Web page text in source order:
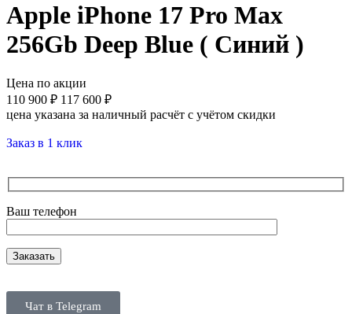
Apple iPhone 17 Pro Max
256Gb Deep Blue ( Синий )
Цена по акции
110 900 ₽ 117 600 ₽
цена указана за наличный расчёт с учётом скидки
Заказ в 1 клик
Ваш телефон
Чат в Telegram